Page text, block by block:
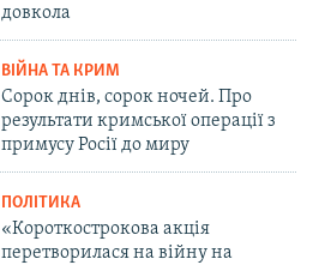
довкола
ВІЙНА ТА КРИМ
Сорок днів, сорок ночей. Про
результати кримської операції з
примусу Росії до миру
ПОЛІТИКА
«Короткострокова акція
перетворилася на війну на